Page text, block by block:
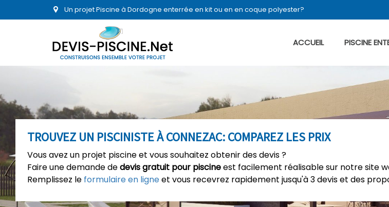
Un projet Piscine à Dordogne enterrée en kit ou en en coque polyester?
ACCUEIL PISCINE
TROUVEZ UN PISCINISTE À CONNEZAC: COMPAREZ LES PRIX
Vous avez un projet piscine et vous souhaitez obtenir des devis ?
Faire une demande dedevis gratuit pour piscineest facilement réalisable sur notre site
Remplissez le formulaire en ligneet vous recevrez rapidement jusqu'à 3 devis et des